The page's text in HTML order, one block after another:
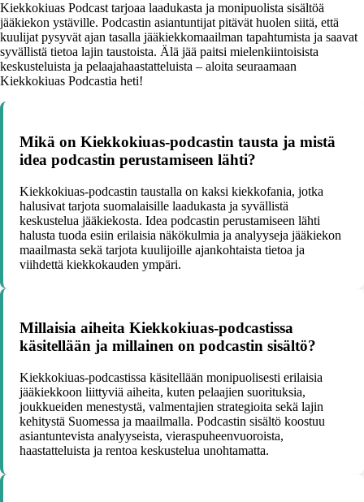
Kiekkokiuas Podcast tarjoaa laadukasta ja monipuolista sisältöä
jääkiekon ystäville. Podcastin asiantuntijat pitävät huolen siitä, että
kuulijat pysyvät ajan tasalla jääkiekkomaailman tapahtumista ja saavat
syvällistä tietoa lajin taustoista. Älä jää paitsi mielenkiintoisista
keskusteluista ja pelaajahaastatteluista – aloita seuraamaan
Kiekkokiuas Podcastia heti!
Mikä on Kiekkokiuas-podcastin tausta ja mistä
idea podcastin perustamiseen lähti?
Kiekkokiuas-podcastin taustalla on kaksi kiekkofania, jotka
halusivat tarjota suomalaisille laadukasta ja syvällistä
keskustelua jääkiekosta. Idea podcastin perustamiseen lähti
halusta tuoda esiin erilaisia näkökulmia ja analyyseja jääkiekon
maailmasta sekä tarjota kuulijoille ajankohtaista tietoa ja
viihdettä kiekkokauden ympäri.
Millaisia aiheita Kiekkokiuas-podcastissa
käsitellään ja millainen on podcastin sisältö?
Kiekkokiuas-podcastissa käsitellään monipuolisesti erilaisia
jääkiekkoon liittyviä aiheita, kuten pelaajien suorituksia,
joukkueiden menestystä, valmentajien strategioita sekä lajin
kehitystä Suomessa ja maailmalla. Podcastin sisältö koostuu
asiantuntevista analyyseista, vieraspuheenvuoroista,
haastatteluista ja rentoa keskustelua unohtamatta.